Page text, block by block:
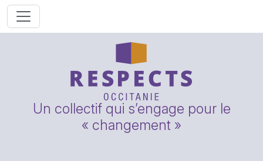
Un collectif qui s’engage pour le
« changement »